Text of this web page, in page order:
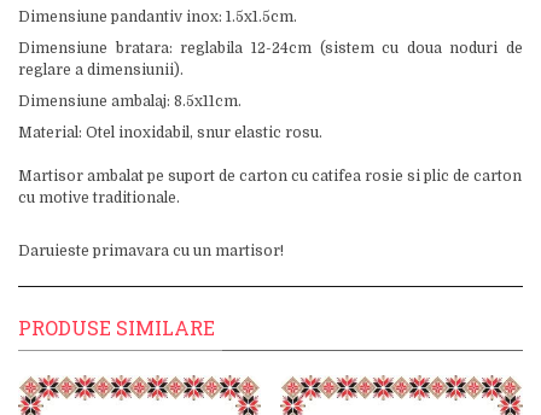
Dimensiune pandantiv inox: 1.5x1.5cm.
Dimensiune bratara: reglabila 12-24cm (sistem cu doua noduri de
reglare a dimensiunii).
Dimensiune ambalaj: 8.5x11cm.
Material: Otel inoxidabil, snur elastic rosu.
Martisor ambalat pe suport de carton cu catifea rosie si plic de carton
cu motive traditionale.
Daruieste primavara cu un martisor!
PRODUSE SIMILARE